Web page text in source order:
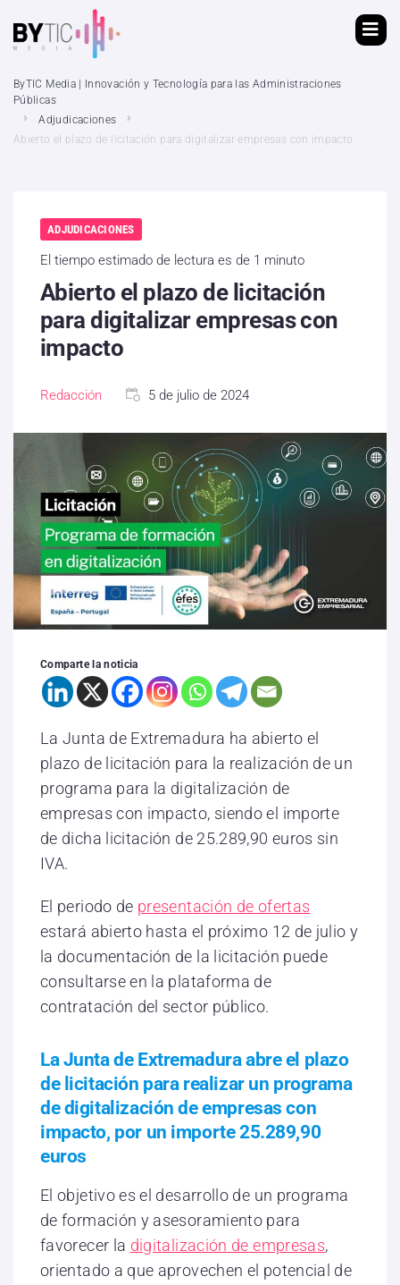
ByTIC Media | Innovación y Tecnología para las Administraciones
Públicas
Adjudicaciones
Abierto el plazo de licitación para digitalizar empresas con impacto
ADJUDICACIONES
El tiempo estimado de lectura es de 1 minuto
Abierto el plazo de licitación
para digitalizar empresas con
impacto
Redacción 5 de julio de 2024
Comparte la noticia
La Junta de Extremadura ha abierto el
plazo de licitación para la realización de un
programa para la digitalización de
empresas con impacto, siendo el importe
de dicha licitación de 25.289,90 euros sin
IVA.
El periodo de presentación de ofertas
estará abierto hasta el próximo 12 de julio y
la documentación de la licitación puede
consultarse en la plataforma de
contratación del sector público.
La Junta de Extremadura abre el plazo
de licitación para realizar un programa
de digitalización de empresas con
impacto, por un importe 25.289,90
euros
El objetivo es el desarrollo de un programa
de formación y asesoramiento para
favorecer la digitalización de empresas,
orientado a que aprovechen el potencial de